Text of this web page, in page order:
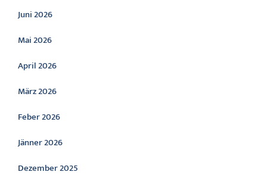
Juni 2026
Mai 2026
April 2026
März 2026
Feber 2026
Jänner 2026
Dezember 2025